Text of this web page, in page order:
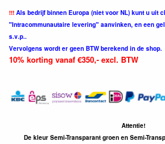
!!! Als bedrijf binnen Europa (niet voor NL) kunt u uit
"Intracommunautaire levering" aanvinken, en een
s.v.p..
Vervolgens wordt er geen BTW berekend in de shop.
10% korting vanaf €350,- excl. BTW
Attentie!
De kleur Semi-Transparant groen en Semi-